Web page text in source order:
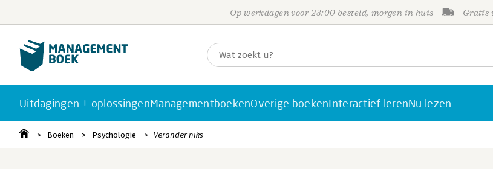
Op werkdagen voor 23:00 besteld, morgen in huis Gratis
Uitdagingen + oplossingenManagementboekenOverige boekenInteractief lerenNu lezen
Boeken Psychologie Verander niks